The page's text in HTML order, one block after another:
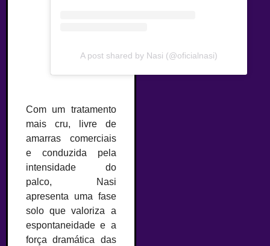
A post shared by Nasi (@oficialnasi)
Com um tratamento
mais cru, livre de
amarras comerciais
e conduzida pela
intensidade do
palco, Nasi
apresenta uma fase
solo que valoriza a
espontaneidade e a
força dramática das